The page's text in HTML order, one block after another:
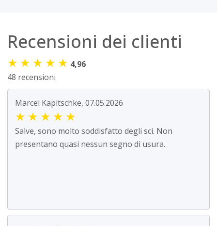
Recensioni dei clienti
★ ★ ★ ★ ★ 4,96
48 recensioni
Marcel Kapitschke, 07.05.2026
★ ★ ★ ★ ★
Salve, sono molto soddisfatto degli sci. Non
presentano quasi nessun segno di usura.